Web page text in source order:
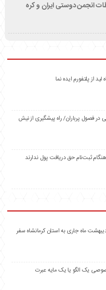
انجمن دوستی ایران و کره
لید از پلتفورم ایده نما
در فصول پرباران/ راه پیشگیری از نیش
ثبت‌نام حق دریافت پول ندارند
ماه جاری به استان کرمانشاه سفر
یک الگو یا یک مایه عبرت